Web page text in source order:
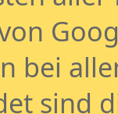
bei
sind